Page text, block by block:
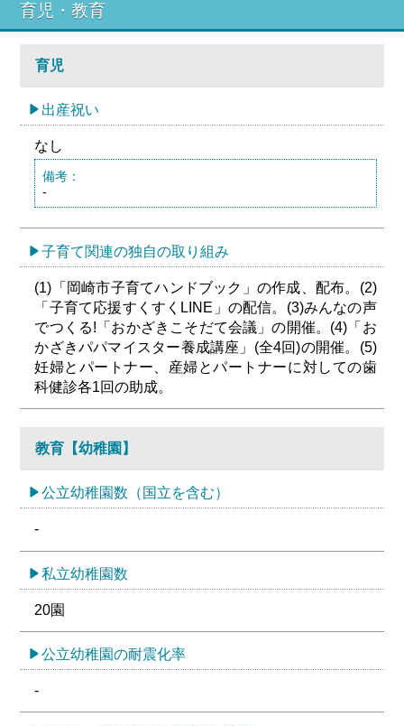
育児・教育
育児
出産祝い
なし
備考：
-
子育て関連の独自の取り組み
(1)「岡崎市子育てハンドブック」の作成、配布。(2)
「子育て応援すくすくLINE」の配信。(3)みんなの声
でつくる!「おかざきこそだて会議」の開催。(4)「お
かざきパパマイスター養成講座」(全4回)の開催。(5)
妊婦とパートナー、産婦とパートナーに対しての歯
科健診各1回の助成。
教育【幼稚園】
公立幼稚園数（国立を含む）
-
私立幼稚園数
20園
公立幼稚園の耐震化率
-